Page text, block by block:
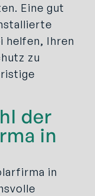
Eine gut
helfen, Ihren
zu
der
in
in